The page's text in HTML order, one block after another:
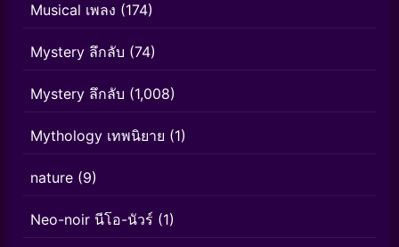
Musical เพลง (174)
Mystery ลึกลับ (74)
Mystery ลึกลับ (1,008)
Mythology เทพนิยาย (1)
nature (9)
Neo-noir นีโอ-นัวร์ (1)